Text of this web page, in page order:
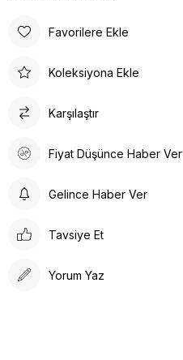
Favorilere Ekle
Koleksiyona Ekle
Karşılaştır
Fiyat Düşünce Haber Ver
Gelince Haber Ver
Tavsiye Et
Yorum Yaz